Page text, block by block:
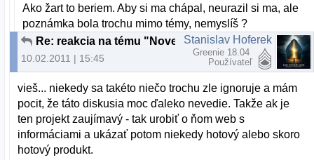
Ako žart to beriem. Aby si ma chápal, neurazil si ma, ale
poznámka bola trochu mimo témy, nemyslíš ?
Re: reakcia na tému "Nove slovenske linuxove distro"
10.02.2011 | 15:45
Stanislav Hoferek
Greenie 18.04
Používateľ
vieš... niekedy sa takéto niečo trochu zle ignoruje a mám
pocit, že táto diskusia moc ďaleko nevedie. Takže ak je
ten projekt zaujímavý - tak urobiť o ňom web s
informáciami a ukázať potom niekedy hotový alebo skoro
hotový produkt.